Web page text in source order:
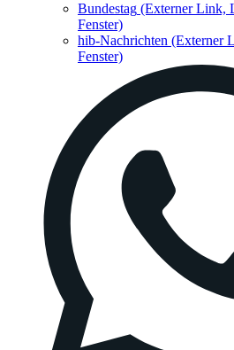
Bundestag (Externer Link,
Fenster)
hib-Nachrichten (Externer
Fenster)